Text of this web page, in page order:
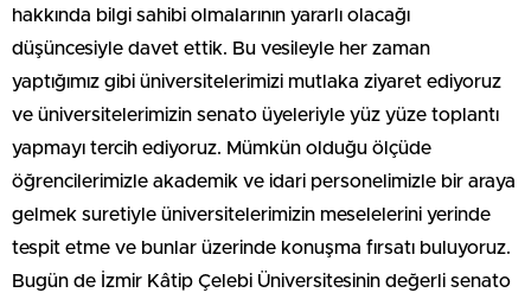
hakkında bilgi sahibi olmalarının yararlı olacağı
düşüncesiyle davet ettik. Bu vesileyle her zaman
yaptığımız gibi üniversitelerimizi mutlaka ziyaret ediyoruz
ve üniversitelerimizin senato üyeleriyle yüz yüze toplantı
yapmayı tercih ediyoruz. Mümkün olduğu ölçüde
öğrencilerimizle akademik ve idari personelimizle bir araya
gelmek suretiyle üniversitelerimizin meselelerini yerinde
tespit etme ve bunlar üzerinde konuşma fırsatı buluyoruz.
Bugün de İzmir Kâtip Çelebi Üniversitesinin değerli senato